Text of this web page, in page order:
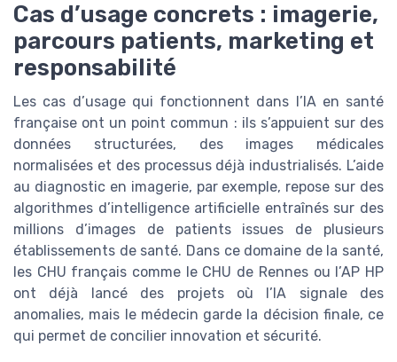
Cas d’usage concrets : imagerie,
parcours patients, marketing et
responsabilité
Les cas d’usage qui fonctionnent dans l’IA en santé
française ont un point commun : ils s’appuient sur des
données structurées, des images médicales
normalisées et des processus déjà industrialisés. L’aide
au diagnostic en imagerie, par exemple, repose sur des
algorithmes d’intelligence artificielle entraînés sur des
millions d’images de patients issues de plusieurs
établissements de santé. Dans ce domaine de la santé,
les CHU français comme le CHU de Rennes ou l’AP HP
ont déjà lancé des projets où l’IA signale des
anomalies, mais le médecin garde la décision finale, ce
qui permet de concilier innovation et sécurité.